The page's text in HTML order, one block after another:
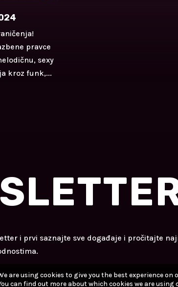
pravce
sexy
kroz funk,...
i prvi saznajte sve događaje i pročitajte
are using cookies to give you the best experience on
can find out more about which cookies we are